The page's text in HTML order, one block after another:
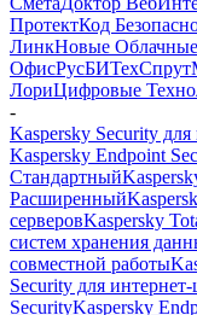
ПротектКод
ЛинкНовые
ОфисРусБИТех
ЛориЦифровые
-
Kaspersky Security
Kaspersky Endpoint
Стандартный
Расширенный
серверовKaspersky
систем хранения
совместной работы
Security для
SecurityKaspersky